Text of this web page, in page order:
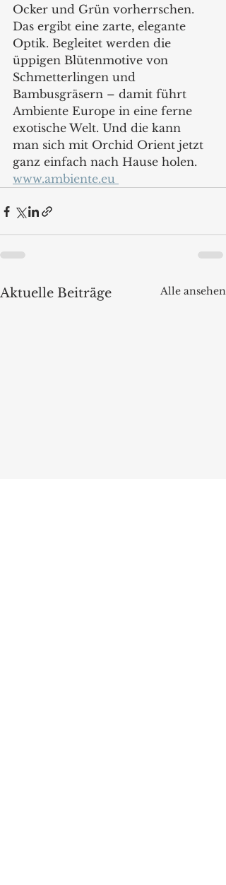
Ocker und Grün vorherrschen.
Das ergibt eine zarte, elegante
Optik. Begleitet werden die
üppigen Blütenmotive von
Schmetterlingen und
Bambusgräsern – damit führt
Ambiente Europe in eine ferne
exotische Welt. Und die kann
man sich mit Orchid Orient jetzt
ganz einfach nach Hause holen.
www.ambiente.eu
Aktuelle Beiträge Alle ansehen